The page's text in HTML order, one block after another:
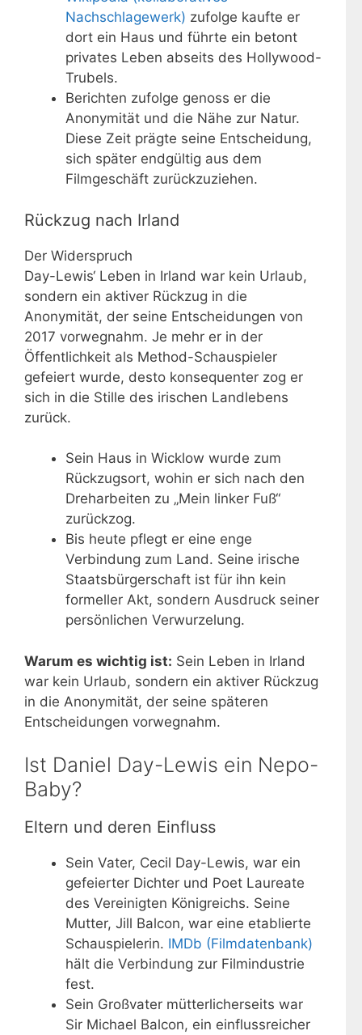
Nachschlagewerk) zufolge kaufte er
dort ein Haus und führte ein betont
privates Leben abseits des Hollywood-
Trubels.
Berichten zufolge genoss er die
Anonymität und die Nähe zur Natur.
Diese Zeit prägte seine Entscheidung,
sich später endgültig aus dem
Filmgeschäft zurückzuziehen.
Rückzug nach Irland
Der Widerspruch
Day-Lewis‘ Leben in Irland war kein Urlaub,
sondern ein aktiver Rückzug in die
Anonymität, der seine Entscheidungen von
2017 vorwegnahm. Je mehr er in der
Öffentlichkeit als Method-Schauspieler
gefeiert wurde, desto konsequenter zog er
sich in die Stille des irischen Landlebens
zurück.
Sein Haus in Wicklow wurde zum
Rückzugsort, wohin er sich nach den
Dreharbeiten zu „Mein linker Fuß“
zurückzog.
Bis heute pflegt er eine enge
Verbindung zum Land. Seine irische
Staatsbürgerschaft ist für ihn kein
formeller Akt, sondern Ausdruck seiner
persönlichen Verwurzelung.
Warum es wichtig ist: Sein Leben in Irland
war kein Urlaub, sondern ein aktiver Rückzug
in die Anonymität, der seine späteren
Entscheidungen vorwegnahm.
Ist Daniel Day-Lewis ein Nepo-
Baby?
Eltern und deren Einfluss
Sein Vater, Cecil Day-Lewis, war ein
gefeierter Dichter und Poet Laureate
des Vereinigten Königreichs. Seine
Mutter, Jill Balcon, war eine etablierte
Schauspielerin. IMDb (Filmdatenbank)
hält die Verbindung zur Filmindustrie
fest.
Sein Großvater mütterlicherseits war
Sir Michael Balcon, ein einflussreicher